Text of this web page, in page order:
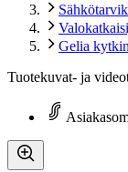
Gelia
Tuotekuvat- ja